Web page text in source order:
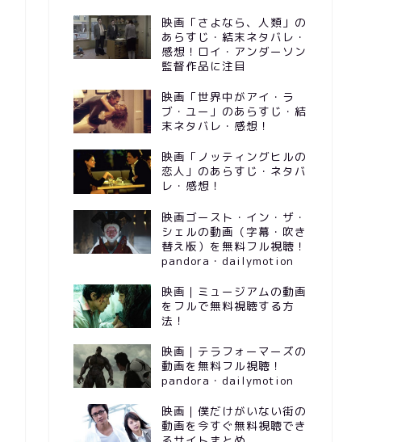
映画「さよなら、人類」の
あらすじ・結末ネタバレ・
感想！ロイ・アンダーソン
監督作品に注目
映画「世界中がアイ・ラ
ブ・ユー」のあらすじ・結
末ネタバレ・感想！
映画「ノッティングヒルの
恋人」のあらすじ・ネタバ
レ・感想！
映画ゴースト・イン・ザ・
シェルの動画（字幕・吹き
替え版）を無料フル視聴！
pandora・dailymotion
映画｜ミュージアムの動画
をフルで無料視聴する方
法！
映画｜テラフォーマーズの
動画を無料フル視聴！
pandora・dailymotion
映画｜僕だけがいない街の
動画を今すぐ無料視聴でき